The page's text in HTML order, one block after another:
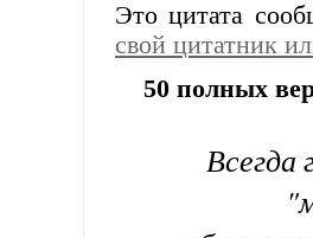
Это цитата
свой цитатник
50 полных
Всегда